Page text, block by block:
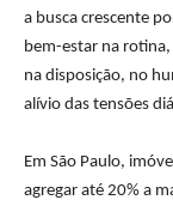
a busca crescente
bem-estar na
na disposição, no
alívio das tensões
Em São Paulo,
agregar até 20% a